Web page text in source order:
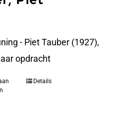
- Piet Tauber (1927),
opdracht
Details